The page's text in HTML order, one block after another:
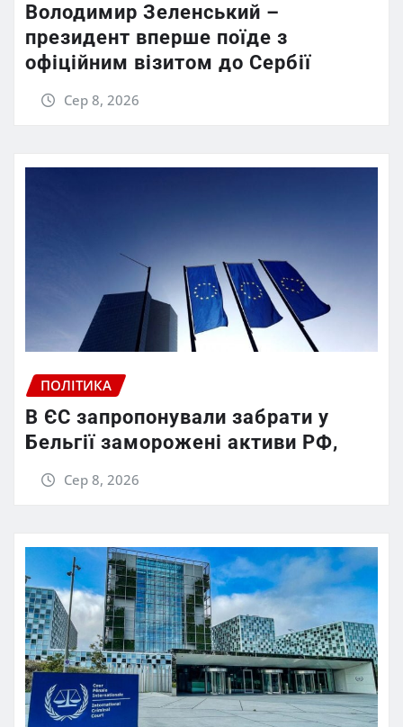
Володимир Зеленський –
президент вперше поїде з
офіційним візитом до Сербії
Сер 8, 2026
ПОЛІТИКА
В ЄС запропонували забрати у
Бельгії заморожені активи РФ,
Сер 8, 2026